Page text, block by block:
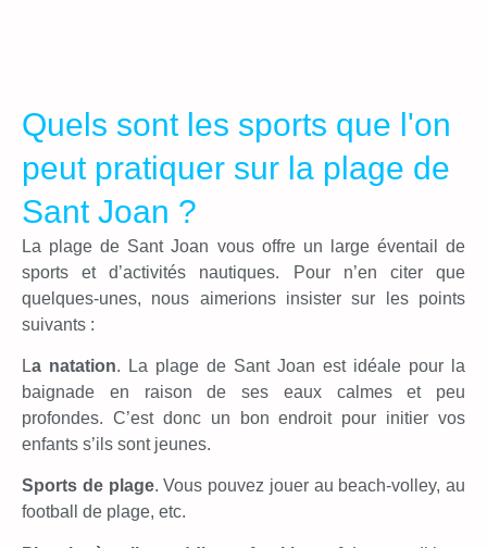
Quels sont les sports que l'on
peut pratiquer sur la plage de
Sant Joan ?
La plage de Sant Joan vous offre un large éventail de
sports et d’activités nautiques. Pour n’en citer que
quelques-unes, nous aimerions insister sur les points
suivants :
La natation. La plage de Sant Joan est idéale pour la
baignade en raison de ses eaux calmes et peu
profondes. C’est donc un bon endroit pour initier vos
enfants s’ils sont jeunes.
Sports de plage. Vous pouvez jouer au beach-volley, au
football de plage, etc.